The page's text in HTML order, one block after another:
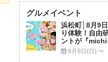
グルメイベント
浜松町│8月9
り体験！自由
ントが『
8月9日(日) 〜